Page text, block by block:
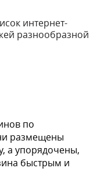
интернет-
разнообразной
по
размещены
а упорядочены,
быстрым и